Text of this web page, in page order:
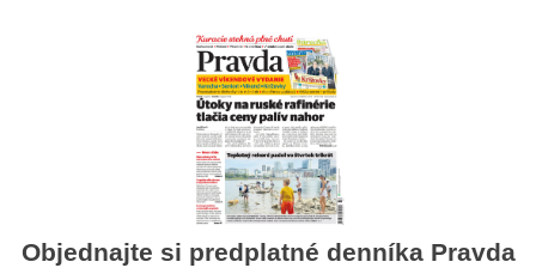
Objednajte si predplatné denníka Pravda